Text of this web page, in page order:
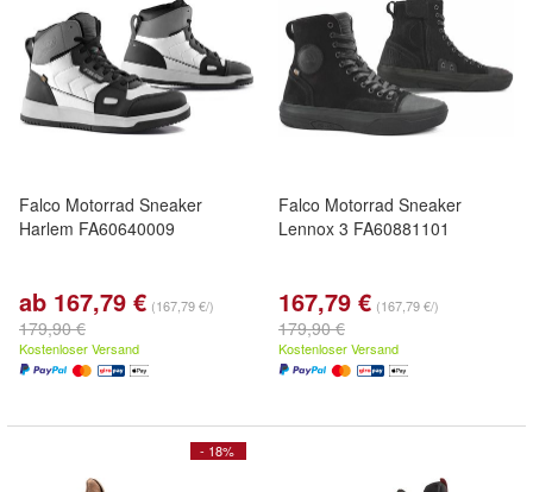
Falco Motorrad Sneaker
Harlem FA60640009
ab 167,79 € (167,79 €/)
179,90 €
Kostenloser Versand
Falco Motorrad Sneaker
Lennox 3 FA60881101
167,79 € (167,79 €/)
179,90 €
Kostenloser Versand
- 18%